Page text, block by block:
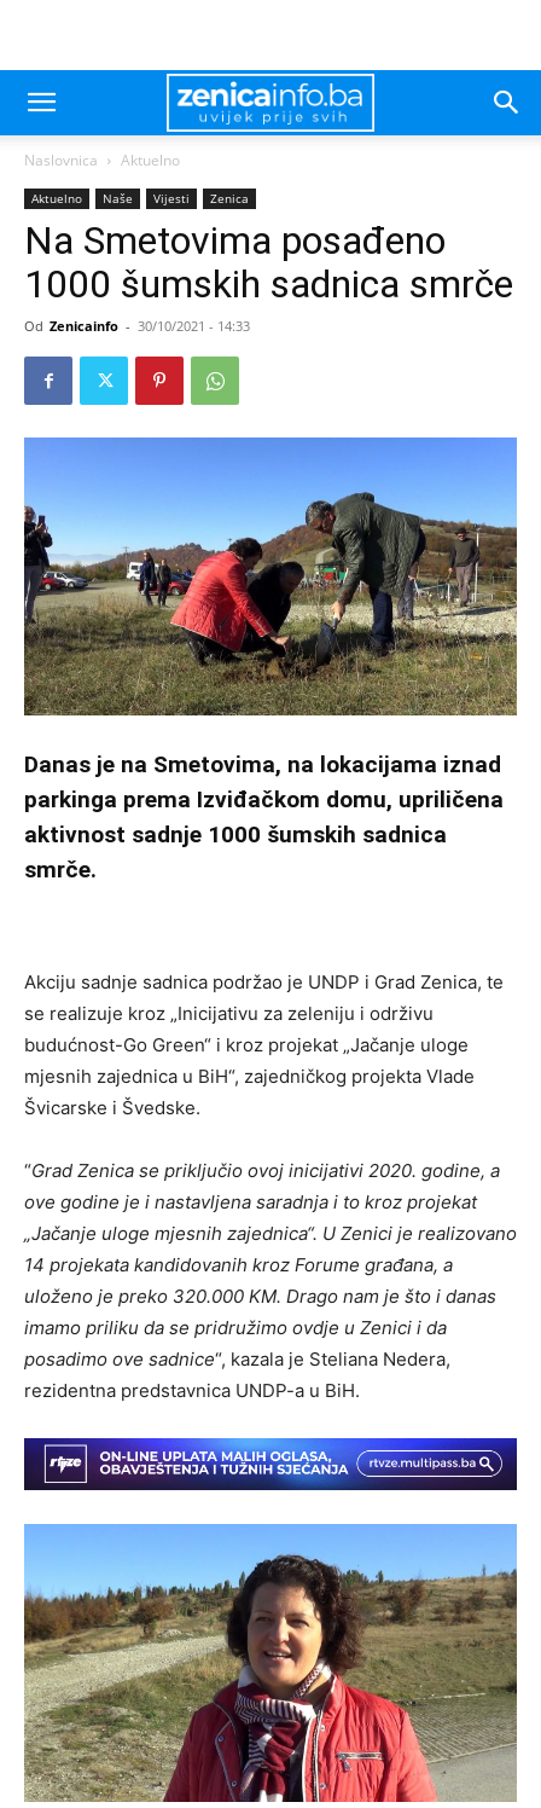
Naslovnica Aktuelno
Aktuelno Naše Vijesti Zenica
Na Smetovima posađeno
1000 šumskih sadnica smrče
Od Zenicainfo - 30/10/2021 - 14:33
Danas je na Smetovima, na lokacijama iznad
parkinga prema Izviđačkom domu, upriličena
aktivnost sadnje 1000 šumskih sadnica
smrče.
Akciju sadnje sadnica podržao je UNDP i Grad Zenica, te
se realizuje kroz „Inicijativu za zeleniju i održivu
budućnost-Go Green“ i kroz projekat „Jačanje uloge
mjesnih zajednica u BiH“, zajedničkog projekta Vlade
Švicarske i Švedske.
“Grad Zenica se priključio ovoj inicijativi 2020. godine, a
ove godine je i nastavljena saradnja i to kroz projekat
„Jačanje uloge mjesnih zajednica“. U Zenici je realizovano
14 projekata kandidovanih kroz Forume građana, a
uloženo je preko 320.000 KM. Drago nam je što i danas
imamo priliku da se pridružimo ovdje u Zenici i da
posadimo ove sadnice“, kazala je Steliana Nedera,
rezidentna predstavnica UNDP-a u BiH.